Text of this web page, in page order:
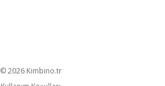
© 2026 kimbino.tr